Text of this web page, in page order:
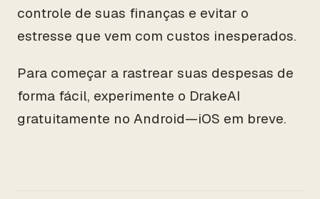
controle de suas finanças e evitar o
estresse que vem com custos inesperados.
Para começar a rastrear suas despesas de
forma fácil, experimente o DrakeAI
gratuitamente no Android—iOS em breve.